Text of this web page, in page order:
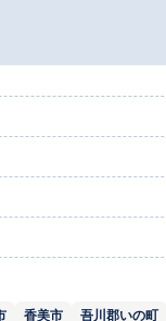
香美市 吾川郡いの町